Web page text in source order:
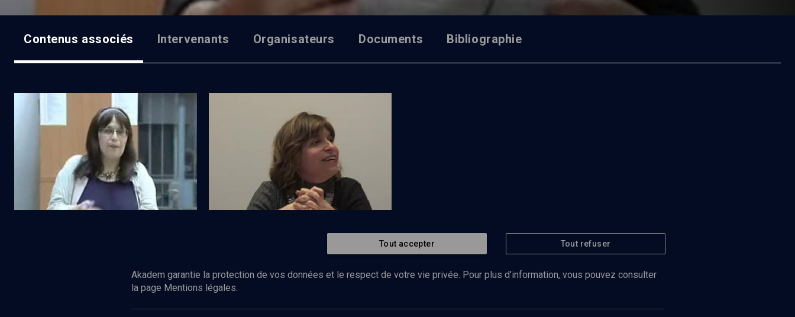
Contenus associés Intervenants Organisateurs Documents Bibliographie
Du biblique au moderne
Regarder
Le futur en hébreu moderne
Tout accepter Tout refuser
Akadem garantie la protection de vos données et le respect de votre vie privée. Pour plus d’information, vous pouvez consulter
la page Mentions légales.